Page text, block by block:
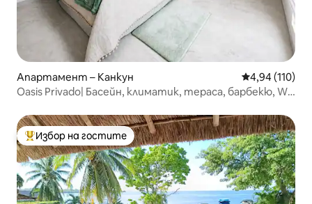
Апартамент – Канкун Средна
4,94 (110)
Oasis Privado| Басейн, климатик, тераса, барбекю, Wi-
Най-популярен избор на гостите
Избор на гостите